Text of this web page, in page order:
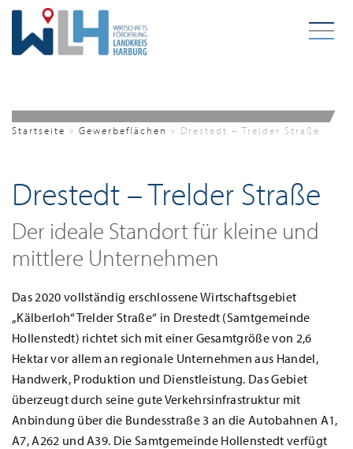
Zum Hauptinhalt springen
Startseite » Gewerbeflächen » Drestedt – Trelder Straße
Drestedt – Trelder Straße
Der ideale Standort für kleine und
mittlere Unternehmen
Das 2020 vollständig erschlossene Wirtschaftsgebiet
„Kälberloh“Trelder Straße“ in Drestedt (Samtgemeinde
Hollenstedt) richtet sich mit einer Gesamtgröße von 2,6
Hektar vor allem an regionale Unternehmen aus Handel,
Handwerk, Produktion und Dienstleistung. Das Gebiet
überzeugt durch seine gute Verkehrsinfrastruktur mit
Anbindung über die Bundesstraße 3 an die Autobahnen A1,
A7, A262 und A39. Die Samtgemeinde Hollenstedt verfügt